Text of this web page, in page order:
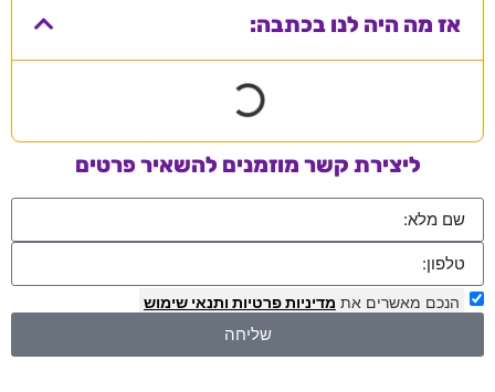
אז מה היה לנו בכתבה:
ליצירת קשר מוזמנים להשאיר פרטים
הנכם מאשרים את מדיניות פרטיות ותנאי שימוש
שליחה